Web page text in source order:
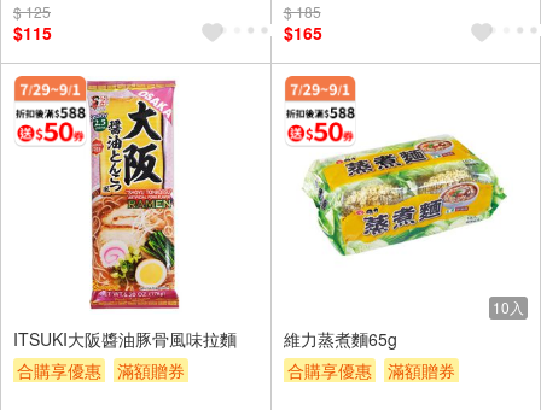
$ 125
$115
贈$200
$ 185
$165
ITSUKI大阪醬油豚骨風味拉麵
合購享優惠
滿額贈券
10入
維力蒸煮麵65g
合購享優惠
滿額贈券